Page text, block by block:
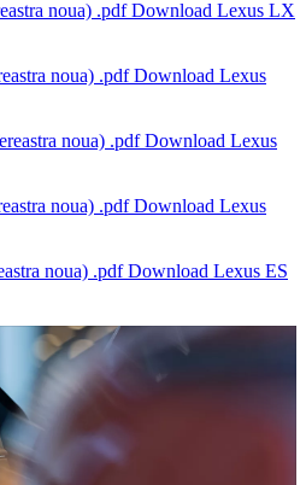
noua) .pdfDownload Lexus LX
noua) .pdfDownload Lexus
noua) .pdfDownload Lexus
noua) .pdfDownload Lexus
noua) .pdfDownload Lexus ES